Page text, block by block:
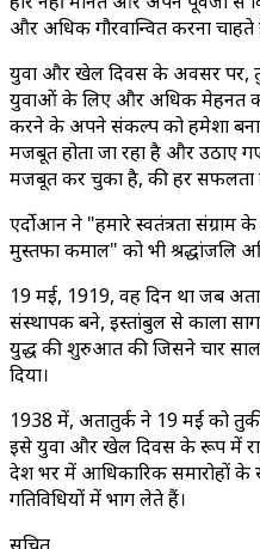
और अधिक गौरवान्वित करना चाहते
युवा और खेल दिवस के अवसर पर,
युवाओं के लिए और अधिक मेहनत
करने के अपने संकल्प को हमेशा
मजबूत होता जा रहा है और उठाए
मजबूत कर चुका है, की हर सफलता
एर्दोआन ने "हमारे स्वतंत्रता
मुस्तफा कमाल" को भी श्रद्धांजलि
19 मई, 1919, वह दिन था जब
संस्थापक बने, इस्तांबुल से काला
युद्ध की शुरुआत की जिसने चार
दिया।
1938 में, अतातुर्क ने 19 मई को
इसे युवा और खेल दिवस के रूप में
देश भर में आधिकारिक समारोहों
गतिविधियों में भाग लेते हैं।